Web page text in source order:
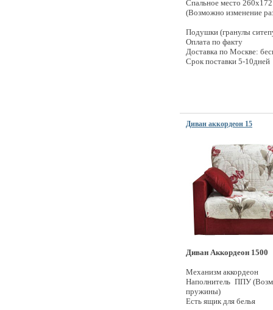
Спальное место 260х172
(Возможно изменение
Подушки (гранулы
Оплата по факту
Доставка по Москве:
Срок поставки 5-10дней
Диван аккордеон 15
Диван Аккордеон 1500
Механизм аккордеон
Наполнитель ППУ
пружины)
Есть ящик для белья